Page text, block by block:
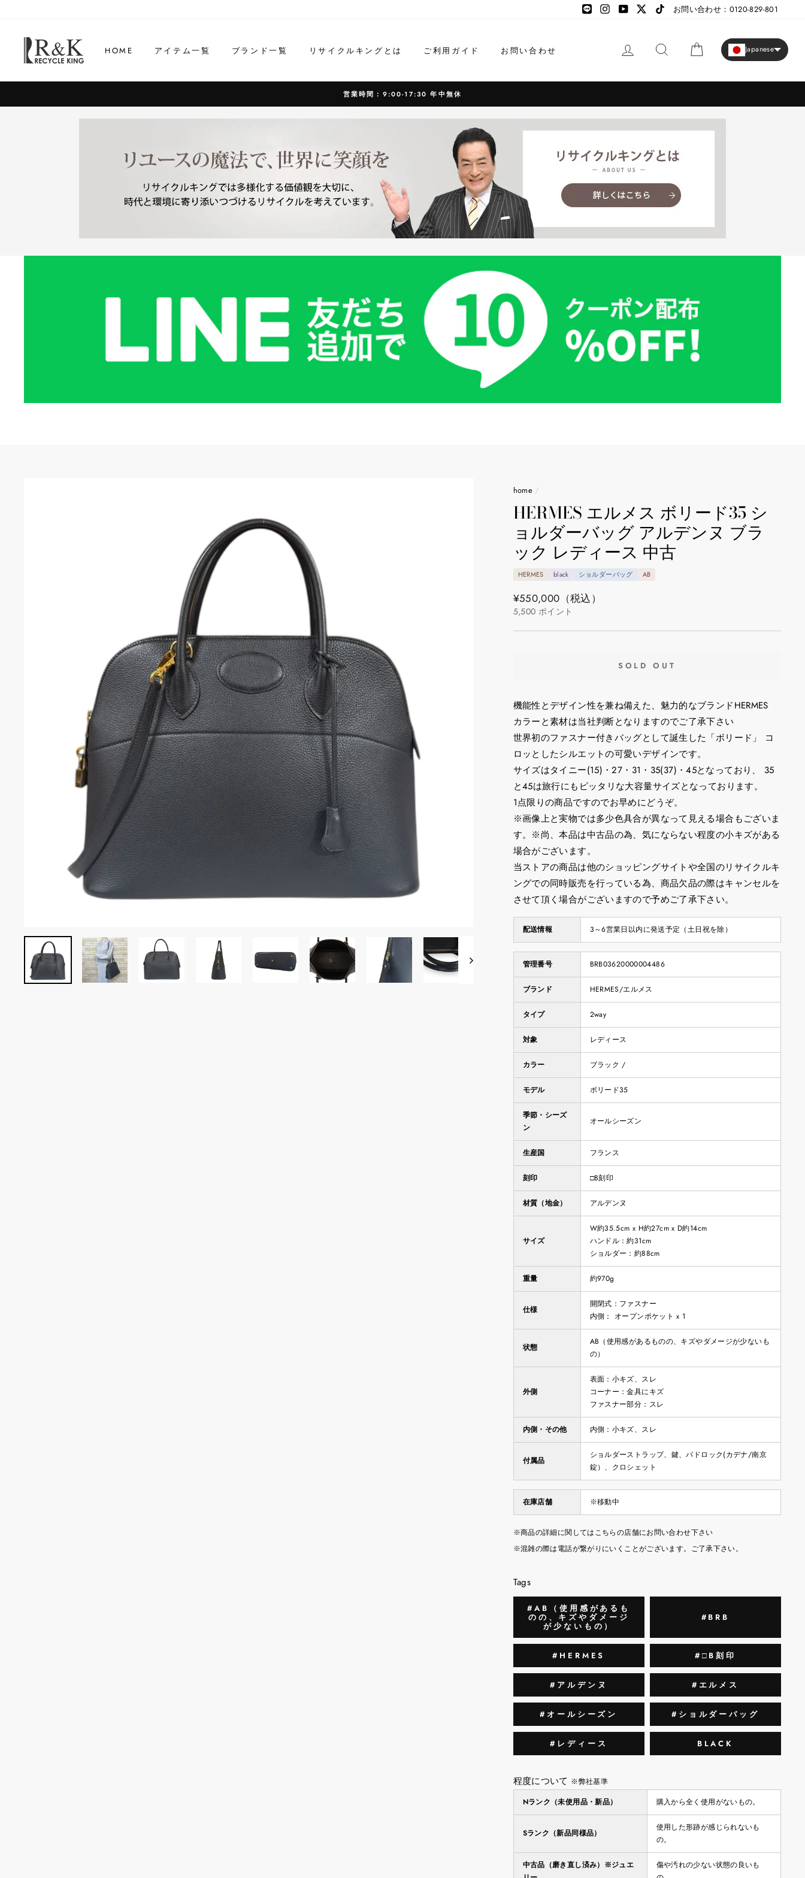
ス
LINE
LINE InstagramYouTube TikTok
お問い合わせ：0120-829-801
HOME アイテム一覧 ブランド一覧 リサイクルキングとは ご利用ガイド お問い合わせ ログイン カート Japanese
営業時間：9:00-17:30 年中無休
home /
HERMES エルメス ボリード35 シ
ョルダーバッグ アルデンヌ ブラ
ック レディース 中古
HERMES black ショルダーバッグ AB
通
常
価
¥550,000 （税込）
5,500 ポイント
SOLD OUT
機能性とデザイン性を兼ね備えた、魅力的なブランドHERMES
カラーと素材は当社判断となりますのでご了承下さい
世界初のファスナー付きバッグとして誕生した「ボリード」 コ
ロッとしたシルエットの可愛いデザインです。
サイズはタイニー(15)・27・31・35(37)・45となっており、 35
と45は旅行にもピッタリな大容量サイズとなっております。
1点限りの商品ですのでお早めにどうぞ。
※画像上と実物では多少色具合が異なって見える場合もございま
す。※尚、本品は中古品の為、気にならない程度の小キズがある
場合がございます。
当ストアの商品は他のショッピングサイトや全国のリサイクルキ
ングでの同時販売を行っている為、商品欠品の際はキャンセルを
させて頂く場合がございますので予めご了承下さい。
配送情報 3～6営業日以内に発送予定（土日祝を除）
管理番号 BRB03620000004486
ブランド HERMES/エルメス
タイプ 2way
対象 レディース
カラー ブラック /
モデル ボリード35
季節・シーズ
ン
オールシーズン
生産国 フランス
刻印 □B刻印
材質（地金） アルデンヌ
サイズ
W約35.5cm x H約27cm x D約14cm
ハンドル：約31cm
ショルダー：約88cm
重量 約970g
仕様
開閉式：ファスナー
内側： オープンポケット x 1
状態
AB（使用感があるものの、キズやダメージが少ないも
の）
外側
表面：小キズ、スレ
コーナー：金具にキズ
ファスナー部分：スレ
内側・その他 内側：小キズ、スレ
付属品
ショルダーストラップ、鍵、パドロック(カデナ/南京
錠）、クロシェット
在庫店舗 ※移動中
※商品の詳細に関してはこちらの店舗にお問い合わせ下さい
※混雑の際は電話が繋がりにいくことがございます。ご了承下さい。
Tags
#AB（使用感があるも
のの、キズやダメージ
が少ないもの）
#BRB
#HERMES #□B刻印
#アルデンヌ #エルメス
#オールシーズン #ショルダーバッグ
#レディース BLACK
程度について ※弊社基準
Nランク（未使用品・新品）
購入から全く使用がないもの。
Sランク（新品同様品）
使用した形跡が感じられないも
の。
中古品（磨き直し済み）※ジュエ
傷や汚れの少ない状態の良いも